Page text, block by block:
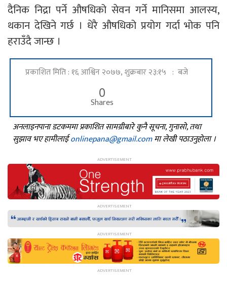
दैनिक निद्रा पर्ने औषधिको सेवन गर्ने मानिसमा आलस्य,
थकान देखिने गर्छ । धेरै औषधिको प्रयोग गर्दा भोक पनि
हराउँदै जान्छ ।
प्रकाशित मिति : १६ आश्विन २०७७, शुक्रबार २३:१५ : बजे
0
Shares
अनलाइनपाना डटकममा प्रकाशित सामग्रीबारे कुनै सूचना, गुनासो, तथा
सुझाव भए हामीलाईonlinepana@gmail.comमा लेखी पठाउनुहोला ।